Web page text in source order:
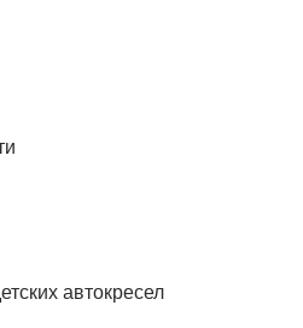
автокресел